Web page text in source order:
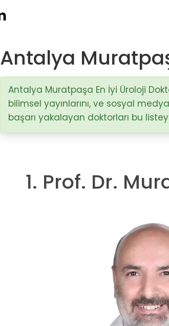
Kadın Doğum
Ortopedi
Cildiye (Dermatoloji)
Kulak Burun Boğaz hastalıkları
Antalya
Antalya Muratpaşa En İyi Üroloji
bilimsel yayınlarını, ve sosyal
başarı yakalayan doktorları bu
1. Prof. Dr.